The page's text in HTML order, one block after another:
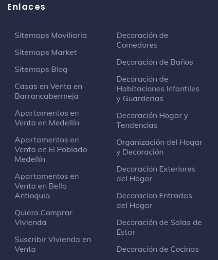
Cipres plaza
Estructura
Cr 50 Av Esperanza
Bon Market And Bar
Gastropub
Centro Medico Eaab
Carnivoros Restaurante
Panadería Panes y Manjares
Cra 35 # 25a - 15
Enlaces
Sitemaps Moviliaria
Sitemaps Market
Sitemaps Blog
Casas en Venta en
Barrancabermeja
Apartamentos en
Venta en Medellín
Apartamentos en
Venta en El Poblado
Medellín
Apartamentos en
Venta en Bello
Antioquia
Quiero Comprar
Vivienda
Suscribir Vivienda en
Venta
Decoración de
Comedores
Decoración de Baños
Decoración de
Habitaciones Infantiles
y Guarderias
Decoración Hogar y
Tendencias
Organización del Hogar
y Decoración
Decoración Exteriores
del Hogar
Decoracion Entradas
del Hogar
Decoración de Salas de
Estar
Decoración de Cocinas